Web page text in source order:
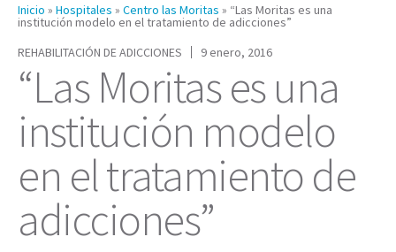
Inicio » Hospitales » Centro las Moritas » “Las Moritas es una
institución modelo en el tratamiento de adicciones”
REHABILITACIÓN DE ADICCIONES
9 enero, 2016
“Las Moritas es una
institución modelo
en el tratamiento de
adicciones”